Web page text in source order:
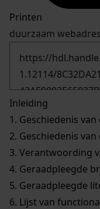
Printen
duurzaam webadres
Inleiding
1. Geschiedenis
2. Geschiedenis
3. Verantwoording
4. Geraadpleegde
5. Geraadpleegde
6. Lijst van